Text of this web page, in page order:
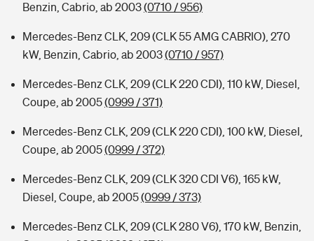
Benzin, Cabrio, ab 2003(0710 / 956)
Mercedes-Benz CLK, 209 (CLK 55 AMG CABRIO), 270
kW, Benzin, Cabrio, ab 2003(0710 / 957)
Mercedes-Benz CLK, 209 (CLK 220 CDI), 110 kW, Diesel,
Coupe, ab 2005(0999 / 371)
Mercedes-Benz CLK, 209 (CLK 220 CDI), 100 kW, Diesel,
Coupe, ab 2005(0999 / 372)
Mercedes-Benz CLK, 209 (CLK 320 CDI V6), 165 kW,
Diesel, Coupe, ab 2005(0999 / 373)
Mercedes-Benz CLK, 209 (CLK 280 V6), 170 kW, Benzin,